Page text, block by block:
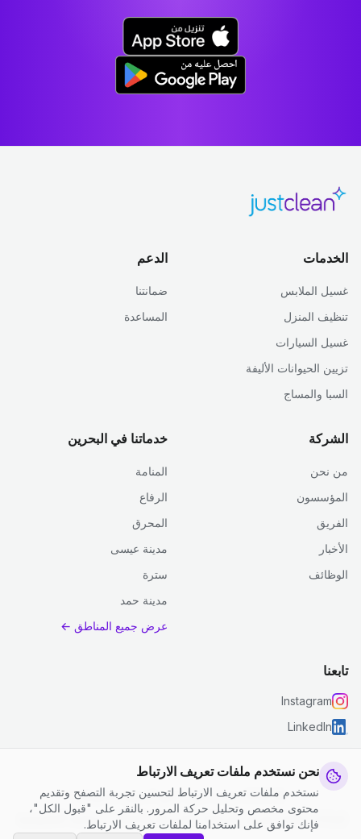
نحن نستخدم ملفات تعريف الارتباط
نستخدم ملفات تعريف الارتباط لتحسين تجربة التصفح وتقديم
محتوى مخصص وتحليل حركة المرور. بالنقر على "قبول الكل"،
فإنك توافق على استخدامنا لملفات تعريف الارتباط.
الخدمات
غسيل الملابس
تنظيف المنزل
غسيل السيارات
تزيين الحيوانات الأليفة
السبا والمساج
الدعم
ضمانتنا
المساعدة
الشركة
من نحن
المؤسسون
الفريق
الأخبار
الوظائف
خدماتنا في البحرين
المنامة
الرفاع
المحرق
مدينة عيسى
سترة
مدينة حمد
عرض جميع المناطق ←
تابعنا
Instagram
LinkedIn
© 2026 جست كلين. جميع الحقوق محفوظة.
سياسة الخصوصية
الشروط والأحكام | إعدادات ملفات تعريف الارتباط